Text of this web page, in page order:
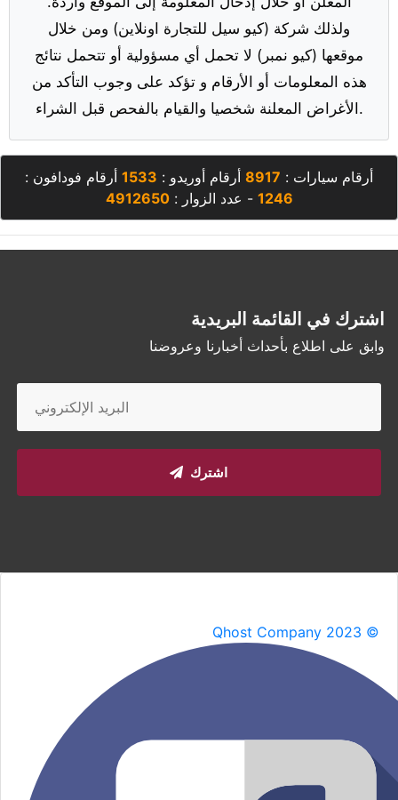
ولذلك شركة (كيو سيل للتجارة اونلاين) ومن خلال
موقعها (كيو نمبر) لا تحمل أي مسؤولية أو تتحمل نتائج
هذه المعلومات أو الأرقام و تؤكد على وجوب التأكد من
الأغراض المعلنة شخصيا والقيام بالفحص قبل الشراء.
أرقام سيارات : 8917 أرقام أوريدو : 1533 أرقام فودافون :
1246 - عدد الزوار :4912650
اشترك في القائمة البريدية
وابق على اطلاع بأحداث أخبارنا وعروضنا
اشترك
Qhost Company 2023 ©